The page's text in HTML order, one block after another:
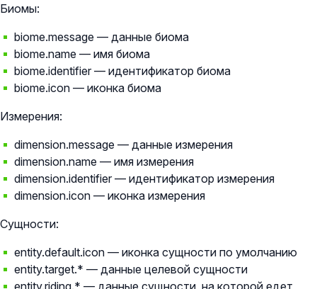
Биомы:
biome.message — данные биома
biome.name — имя биома
biome.identifier — идентификатор биома
biome.icon — иконка биома
Измерения:
dimension.message — данные измерения
dimension.name — имя измерения
dimension.identifier — идентификатор измерения
dimension.icon — иконка измерения
Сущности:
entity.default.icon — иконка сущности по умолчанию
entity.target.* — данные целевой сущности
entity.riding.* — данные сущности, на которой едет